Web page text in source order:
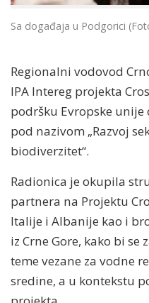
Sa događaja u Podgorici
Regionalni vodovod
IPA Intereg projekta
podršku Evropske
pod nazivom „Razvoj
biodiverzitet“.
Radionica je okupila
partnera na Projektu
Italije i Albanije kao i
iz Crne Gore, kako bi
teme vezane za vodne
sredine, a u kontekstu